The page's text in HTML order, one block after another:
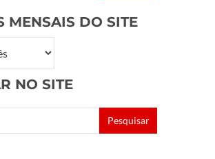
MENSAIS DO SITE
NO SITE